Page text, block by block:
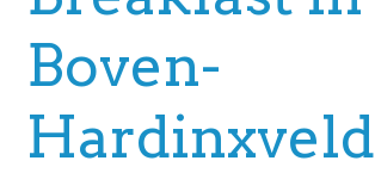
Boven-
Hardinxveld